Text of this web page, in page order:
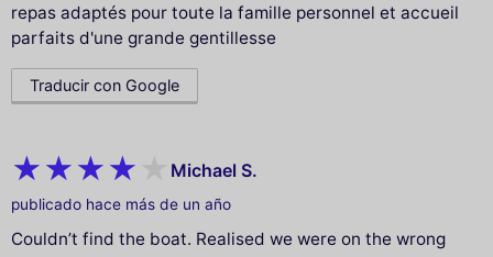
repas adaptés pour toute la famille personnel et accueil
parfaits d'une grande gentillesse
Traducir con Google
Michael S.
publicado hace más de un año
Couldn’t find the boat. Realised we were on the wrong